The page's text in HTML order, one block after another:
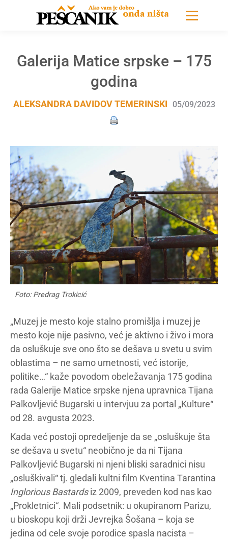
Galerija Matice srpske – 175
godina
ALEKSANDRA DAVIDOV TEMERINSKI 05/09/2023
Foto: Predrag Trokicić
„Muzej je mesto koje stalno promišlja i muzej je
mesto koje nije pasivno, već je aktivno i živo i mora
da osluškuje sve ono što se dešava u svetu u svim
oblastima – ne samo umetnosti, već istorije,
politike…“ kaže povodom obeležavanja 175 godina
rada Galerije Matice srpske njena upravnica Tijana
Palkovljević Bugarski u intervjuu za portal „Kulture“
od 28. avgusta 2023.
Kada već postoji opredeljenje da se „osluškuje šta
se dešava u svetu“ neobično je da ni Tijana
Palkovljević Bugarski ni njeni bliski saradnici nisu
„osluškivali“ tj. gledali kultni film Kventina Tarantina
Inglorious Bastardsiz 2009, preveden kod nas kao
„Prokletnici“. Mali podsetnik: u okupiranom Parizu,
u bioskopu koji drži Jevrejka Šošana – koja se
jedina od cele svoje porodice spasla nacista –